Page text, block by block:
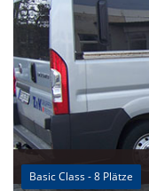
Basic Class - 8 Plätze